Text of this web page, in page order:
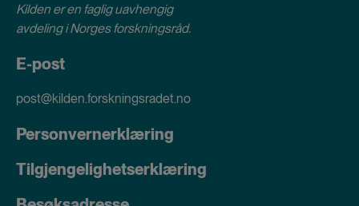
Kilden er en faglig uavhengig
avdeling iNorges forskningsråd.
E-post
post@kilden.forskningsradet.no
Personvernerklæring
Tilgjengelighetserklæring